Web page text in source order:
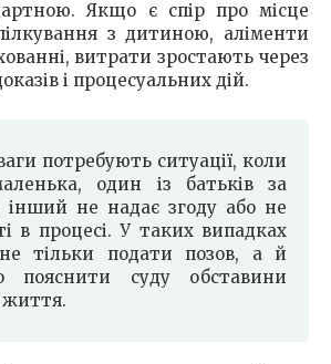
Якщо є спір про місце
з дитиною, аліменти
витрати зростають через
і процесуальних дій.
потребують ситуації, коли
один із батьків за
інший не надає згоду або не
в процесі. У таких випадках
тільки подати позов, а й
пояснити суду обставини
життя.